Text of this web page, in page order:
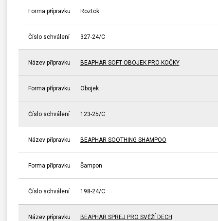
Forma přípravku Roztok
Číslo schválení 327-24/C
Název přípravku BEAPHAR SOFT OBOJEK PRO KOČKY
Forma přípravku Obojek
Číslo schválení 123-25/C
Název přípravku BEAPHAR SOOTHING SHAMPOO
Forma přípravku Šampon
Číslo schválení 198-24/C
Název přípravku BEAPHAR SPREJ PRO SVĚŽÍ DECH